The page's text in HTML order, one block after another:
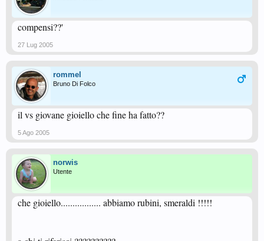
compensi??'
27 Lug 2005
rommel
Bruno Di Folco
il vs giovane gioiello che fine ha fatto??
5 Ago 2005
norwis
Utente
che gioiello................. abbiamo rubini, smeraldi !!!!!